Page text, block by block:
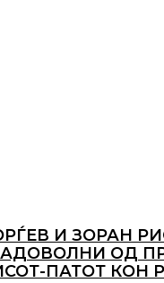
И ЗОРАН
ОД
ПАТОТ КОН